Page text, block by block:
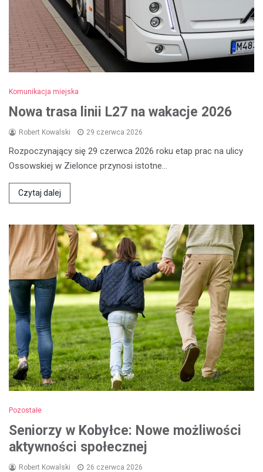
Komunikacja miejska
Nowa trasa linii L27 na wakacje 2026
Robert Kowalski 29 czerwca 2026
Rozpoczynający się 29 czerwca 2026 roku etap prac na ulicy
Ossowskiej w Zielonce przynosi istotne…
Czytaj dalej
Pozostałe
Seniorzy w Kobyłce: Nowe możliwości
aktywności społecznej
Robert Kowalski 26 czerwca 2026